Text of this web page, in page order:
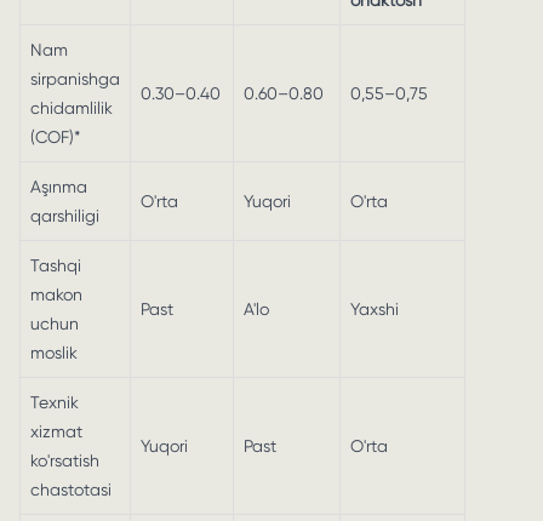
Nam
sirpanishga
chidamlilik
(COF)*
0.30–0.40 0.60–0.80 0,55–0,75
Aşınma
qarshiligi
O'rta Yuqori O'rta
Tashqi
makon
uchun
moslik
Past A'lo Yaxshi
Texnik
xizmat
ko'rsatish
chastotasi
Yuqori Past O'rta